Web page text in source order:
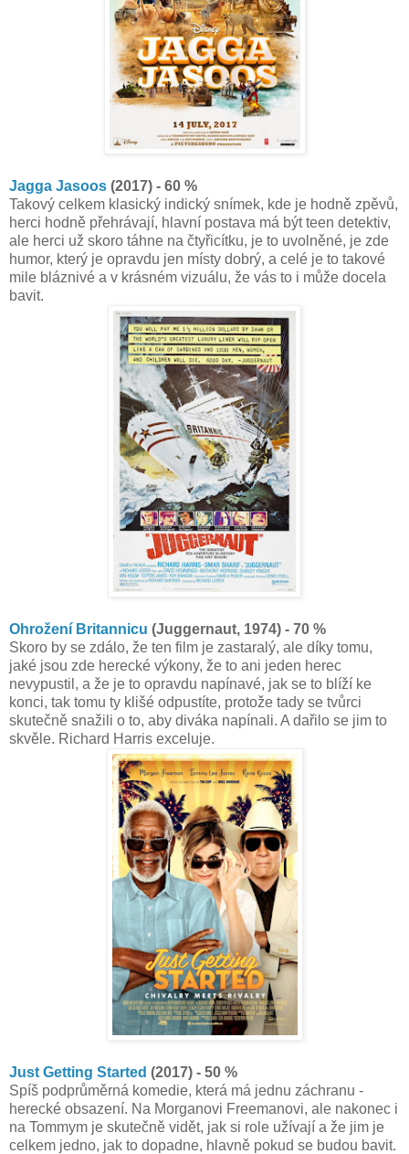
Jagga Jasoos (2017) - 60 %
Takový celkem klasický indický snímek, kde je hodně zpěvů,
herci hodně přehrávají, hlavní postava má být teen detektiv,
ale herci už skoro táhne na čtyřicítku, je to uvolněné, je zde
humor, který je opravdu jen místy dobrý, a celé je to takové
mile bláznivé a v krásném vizuálu, že vás to i může docela
bavit.
Ohrožení Britannicu (Juggernaut, 1974) - 70 %
Skoro by se zdálo, že ten film je zastaralý, ale díky tomu,
jaké jsou zde herecké výkony, že to ani jeden herec
nevypustil, a že je to opravdu napínavé, jak se to blíží ke
konci, tak tomu ty klišé odpustíte, protože tady se tvůrci
skutečně snažili o to, aby diváka napínali. A dařilo se jim to
skvěle. Richard Harris exceluje.
Just Getting Started (2017) - 50 %
Spíš podprůměrná komedie, která má jednu záchranu -
herecké obsazení. Na Morganovi Freemanovi, ale nakonec i
na Tommym je skutečně vidět, jak si role užívají a že jim je
celkem jedno, jak to dopadne, hlavně pokud se budou bavit.